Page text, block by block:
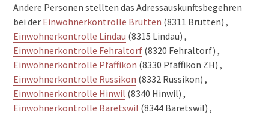
Andere Personen stellten das Adressauskunftsbegehren
bei der Einwohnerkontrolle Brütten (8311 Brütten) ,
Einwohnerkontrolle Lindau (8315 Lindau) ,
Einwohnerkontrolle Fehraltorf (8320 Fehraltorf) ,
Einwohnerkontrolle Pfäffikon (8330 Pfäffikon ZH) ,
Einwohnerkontrolle Russikon (8332 Russikon) ,
Einwohnerkontrolle Hinwil (8340 Hinwil) ,
Einwohnerkontrolle Bäretswil (8344 Bäretswil) ,